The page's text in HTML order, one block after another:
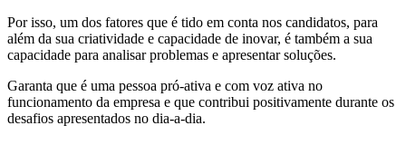
Por isso, um dos fatores que é tido em conta nos candidatos, para
além da sua criatividade e capacidade de inovar, é também a sua
capacidade para analisar problemas e apresentar soluções.
Garanta que é uma pessoa pró-ativa e com voz ativa no
funcionamento da empresa e que contribui positivamente durante os
desafios apresentados no dia-a-dia.